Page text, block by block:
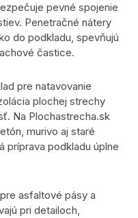
pevné spojenie
Penetračné nátery
do podkladu, spevňujú
častice.
pre natavovanie
plochej strechy
Na Plochastrecha.sk
murivo aj staré
príprava podkladu úplne
asfaltové pásy a
pri detailoch,